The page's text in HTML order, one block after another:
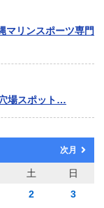
マリンスポーツ専門
場スポット…
次月
土
日
2
3